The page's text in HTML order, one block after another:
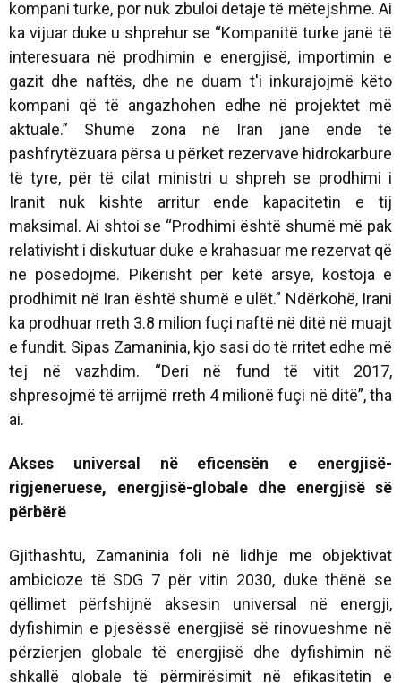
kompani turke, por nuk zbuloi detaje të mëtejshme. Ai
ka vijuar duke u shprehur se “Kompanitë turke janë të
interesuara në prodhimin e energjisë, importimin e
gazit dhe naftës, dhe ne duam t'i inkurajojmë këto
kompani që të angazhohen edhe në projektet më
aktuale.” Shumë zona në Iran janë ende të
pashfrytëzuara përsa u përket rezervave hidrokarbure
të tyre, për të cilat ministri u shpreh se prodhimi i
Iranit nuk kishte arritur ende kapacitetin e tij
maksimal. Ai shtoi se “Prodhimi është shumë më pak
relativisht i diskutuar duke e krahasuar me rezervat që
ne posedojmë. Pikërisht për këtë arsye, kostoja e
prodhimit në Iran është shumë e ulët.” Ndërkohë, Irani
ka prodhuar rreth 3.8 milion fuçi naftë në ditë në muajt
e fundit. Sipas Zamaninia, kjo sasi do të rritet edhe më
tej në vazhdim. “Deri në fund të vitit 2017,
shpresojmë të arrijmë rreth 4 milionë fuçi në ditë”, tha
ai.
Akses universal në eficensën e energjisë-
rigjeneruese, energjisë-globale dhe energjisë së
përbërë
Gjithashtu, Zamaninia foli në lidhje me objektivat
ambicioze të SDG 7 për vitin 2030, duke thënë se
qëllimet përfshijnë aksesin universal në energji,
dyfishimin e pjesëssë energjisë së rinovueshme në
përzierjen globale të energjisë dhe dyfishimin në
shkallë globale të përmirësimit në efikasitetin e